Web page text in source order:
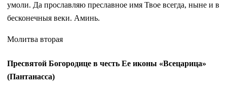
умоли. Да прославляю преславное имя Твое всегда, ныне и в
бесконечныя веки. Аминь.
Молитва вторая
Пресвятой Богородице в честь Ее иконы «Всецарица»
(Пантанасса)